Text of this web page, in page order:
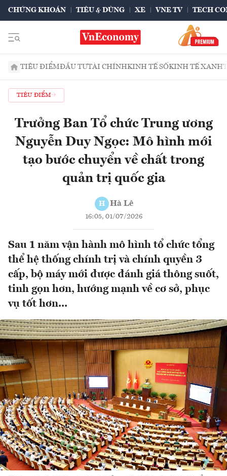
CHỨNG KHOÁN TIÊU & DÙNG XE VNE TV TECH
TIÊU ĐIỂMĐẦU TƯTÀI CHÍNHKINH TẾ SỐKINH TẾ XANH
TIÊU ĐIỂM
Trưởng Ban Tổ chức Trung ương
Nguyễn Duy Ngọc: Mô hình mới
tạo bước chuyển về chất trong
quản trị quốc gia
H Hà Lê
16:05, 01/07/2026
Sau 1 năm vận hành mô hình tổ chức tổng
thể hệ thống chính trị và chính quyền 3
cấp, bộ máy mới được đánh giá thông suốt,
tinh gọn hơn, hướng mạnh về cơ sở, phục
vụ tốt hơn...